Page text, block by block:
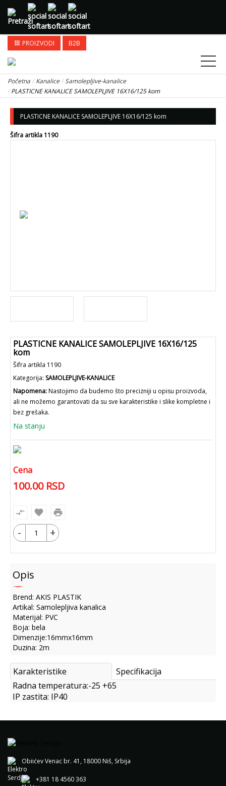
apps PROIZVODI B2B
Početna Kanalice
Samolepljive-kanalice
PLASTICNE KANALICE SAMOLEPLJIVE 16X16/125 kom
PLASTICNE KANALICE SAMOLEPLJIVE 16X16/125 kom
Šifra artikla 1190
PLASTICNE KANALICE SAMOLEPLJIVE 16X16/125
kom
Šifra artikla 1190
Kategorija: SAMOLEPLJIVE-KANALICE
Napomena:Nastojimo da budemo što precizniji u opisu proizvoda,
ali ne možemo garantovati da su sve karakteristike i slike kompletne i
bez grešaka.
Na stanju
Cena
100.00 RSD
compare_arrows favorite print
- +
Opis
Brend: AKIS PLASTIK
Artikal: Samolepljiva kanalica
Materijal: PVC
Boja: bela
Dimenzije:16mmx16mm
Duzina: 2m
Karakteristike
Specifikacija
Radna temperatura:-25 +65
IP zastita: IP40
Obiićev Venac br. 41, 18000 Niš, Srbija
+381 18 4560 363